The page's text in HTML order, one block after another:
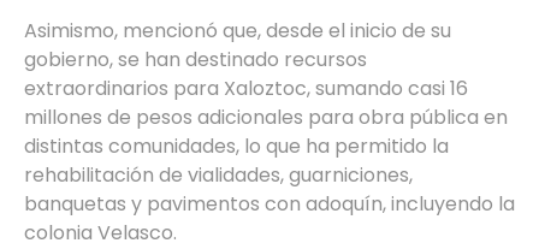
Asimismo, mencionó que, desde el inicio de su
gobierno, se han destinado recursos
extraordinarios para Xaloztoc, sumando casi 16
millones de pesos adicionales para obra pública en
distintas comunidades, lo que ha permitido la
rehabilitación de vialidades, guarniciones,
banquetas y pavimentos con adoquín, incluyendo la
colonia Velasco.